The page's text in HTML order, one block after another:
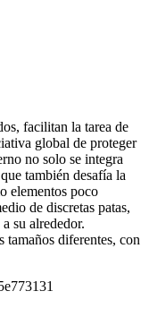
facilitan la tarea de
global de proteger
no solo se integra
también desafía la
elementos poco
de discretas patas,
su alrededor.
tamaños diferentes, con